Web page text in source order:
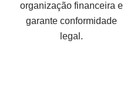
organização financeira e
garante conformidade
legal.